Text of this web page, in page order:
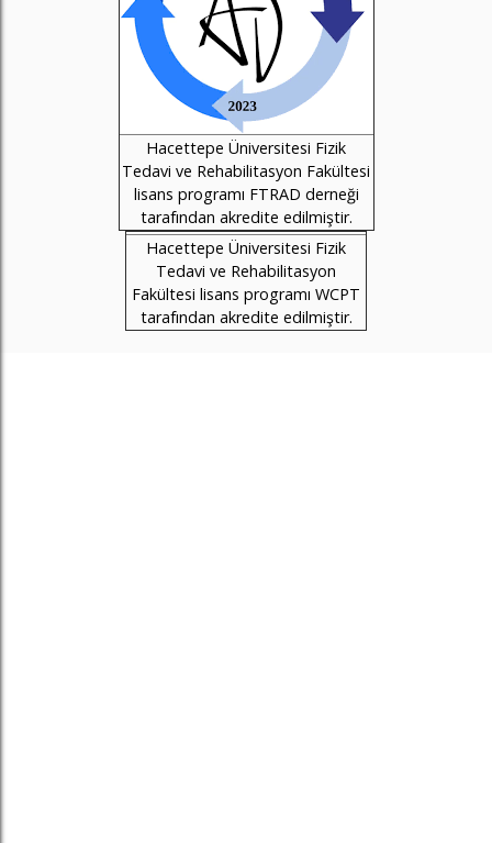
Hacettepe Üniversitesi Fizik
Tedavi ve Rehabilitasyon Fakültesi
lisans programı FTRAD derneği
tarafından akredite edilmiştir.
Hacettepe Üniversitesi Fizik
Tedavi ve Rehabilitasyon
Fakültesi lisans programı WCPT
tarafından akredite edilmiştir.